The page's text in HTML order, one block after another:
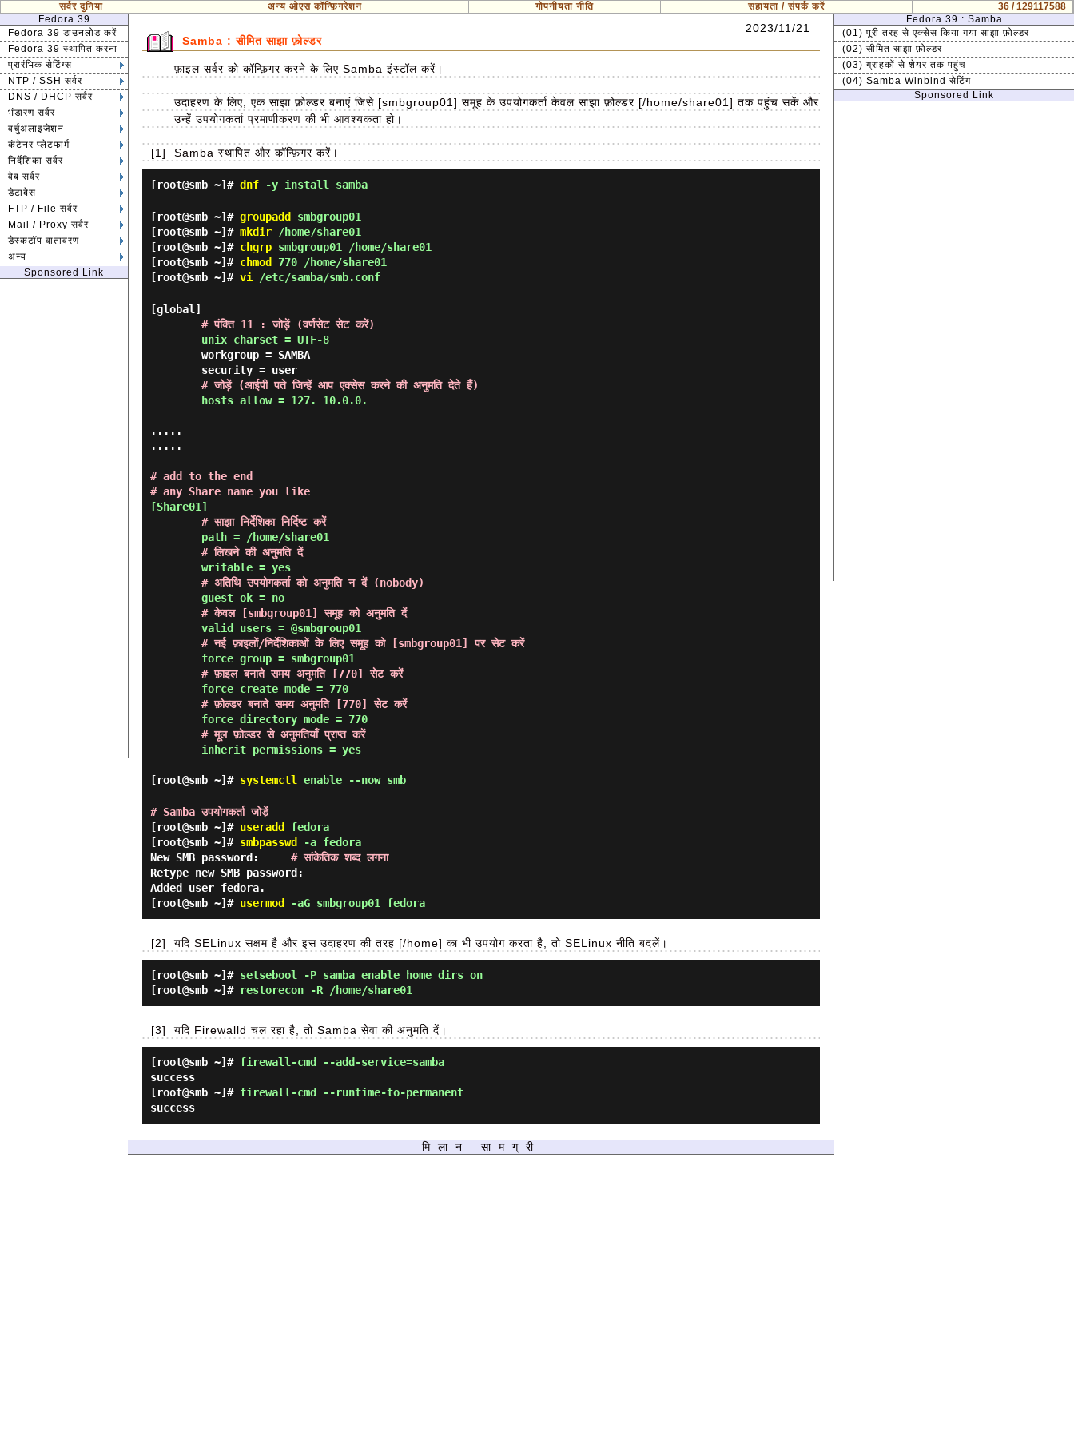
सर्वर दुनिया अन्य ओएस कॉन्फ़िगरेशन गोपनीयता नीति सहायता / संपर्क करें
36 / 129117588
Fedora 39
Fedora 39 डाउनलोड करें
Fedora 39 स्थापित करना
प्रारंभिक सेटिंग्स
NTP / SSH सर्वर
DNS / DHCP सर्वर
भंडारण सर्वर
वर्चुअलाइजेशन
कंटेनर प्लेटफार्म
निर्देशिका सर्वर
वेब सर्वर
डेटाबेस
FTP / File सर्वर
Mail / Proxy सर्वर
डेस्कटॉप वातावरण
अन्य
Sponsored Link
Samba : सीमित साझा फ़ोल्डर
2023/11/21
फ़ाइल सर्वर को कॉन्फ़िगर करने के लिए Samba इंस्टॉल करें।
उदाहरण के लिए, एक साझा फ़ोल्डर बनाएं जिसे [smbgroup01] समूह के उपयोगकर्ता केवल साझा फ़ोल्डर [/home/share01] तक पहुंच सकें और
उन्हें उपयोगकर्ता प्रमाणीकरण की भी आवश्यकता हो।
[1] Samba स्थापित और कॉन्फ़िगर करें।
[root@smb ~]# dnf -y install samba
[root@smb ~]# groupadd
smbgroup01
[root@smb ~]# mkdir /home/share01
[root@smb ~]# chgrp smbgroup01 /home/share01
[root@smb ~]# chmod
770 /home/share01
[root@smb ~]# vi /etc/samba/smb.conf
[global]
# पंक्ति 11 : जोड़ें (वर्णसेट सेट करें)
unix charset = UTF-8
# जोड़ें (आईपी पते जिन्हें आप एक्सेस करने की अनुमति देते हैं)
hosts allow = 127. 10.0.0.
.....
.....
# add to the end
# any Share name you like
[Share01]
# साझा निर्देशिका निर्दिष्ट करें
# लिखने की अनुमति दें
# अतिथि उपयोगकर्ता को अनुमति न दें (nobody)
# केवल [smbgroup01] समूह को अनुमति दें
# नई फ़ाइलों/निर्देशिकाओं के लिए समूह को [smbgroup01] पर सेट करें
# फ़ाइल बनाते समय अनुमति [770] सेट करें
# फ़ोल्डर बनाते समय अनुमति [770] सेट करें
# मूल फ़ोल्डर से अनुमतियाँ प्राप्त करें
        inherit permissions = yes
[root@smb ~]# systemctl enable --now smb
# Samba उपयोगकर्ता जोड़ें
[root@smb ~]# useradd
fedora
[root@smb ~]# smbpasswd
-a fedora
New SMB password: # सांकेतिक शब्द लगना
Retype new SMB password:
Added user fedora.
[root@smb ~]# usermod -aG smbgroup01 fedora
[2] यदि SELinux सक्षम है और इस उदाहरण की तरह [/home] का भी उपयोग करता है, तो SELinux नीति बदलें।
[root@smb ~]# setsebool -P samba_enable_home_dirs on
[root@smb ~]# restorecon -R /home/share01
[3] यदि Firewalld चल रहा है, तो Samba सेवा की अनुमति दें।
[root@smb ~]# firewall-cmd --add-service=samba
success
[root@smb ~]# firewall-cmd --runtime-to-permanent
success
मिलान सामग्री
Fedora 39 : Samba
(01) पूरी तरह से एक्सेस किया गया साझा फ़ोल्डर
(02) सीमित साझा फ़ोल्डर
(03) ग्राहकों से शेयर तक पहुंच
(04) Samba Winbind सेटिंग
Sponsored Link